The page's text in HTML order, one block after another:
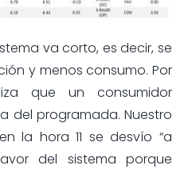
va corto, es decir, se
y menos consumo. Por
que un consumidor
del programada. Nuestro
la hora 11 se desvío “a
del sistema porque